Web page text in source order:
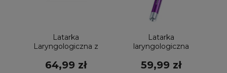
Latarka
Laryngologiczna z
SPIRIT CK-929
64,99 zł
Latarka
laryngologiczna
LED fioletowa
59,99 zł